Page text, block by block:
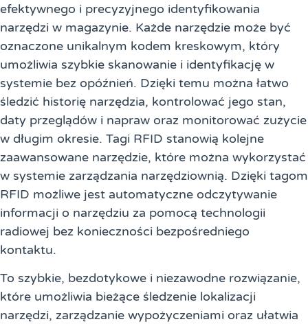
efektywnego i precyzyjnego identyfikowania
narzędzi w magazynie. Każde narzędzie może być
oznaczone unikalnym kodem kreskowym, który
umożliwia szybkie skanowanie i identyfikację w
systemie bez opóźnień. Dzięki temu można łatwo
śledzić historię narzędzia, kontrolować jego stan,
daty przeglądów i napraw oraz monitorować zużycie
w długim okresie. Tagi RFID stanowią kolejne
zaawansowane narzędzie, które można wykorzystać
w systemie zarządzania narzędziownią. Dzięki tagom
RFID możliwe jest automatyczne odczytywanie
informacji o narzędziu za pomocą technologii
radiowej bez konieczności bezpośredniego
kontaktu.
To szybkie, bezdotykowe i niezawodne rozwiązanie,
które umożliwia bieżące śledzenie lokalizacji
narzędzi, zarządzanie wypożyczeniami oraz ułatwia